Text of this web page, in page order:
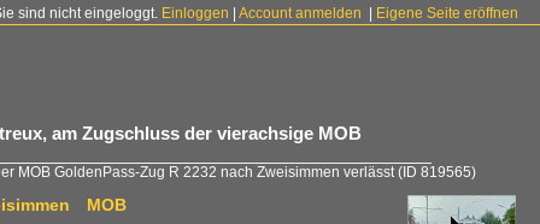
sind nicht eingeloggt. Einloggen Account anmelden Eigene Seite eröffnen
am Zugschluss der vierachsige MOB
MOB GoldenPass-Zug R 2232 nach Zweisimmen verlässt(ID 819565)
MOB